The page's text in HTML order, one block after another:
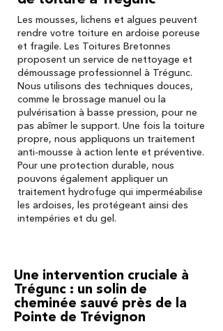
Les mousses, lichens et algues peuvent
rendre votre toiture en ardoise poreuse
et fragile. Les Toitures Bretonnes
proposent un service de nettoyage et
démoussage professionnel à Trégunc.
Nous utilisons des techniques douces,
comme le brossage manuel ou la
pulvérisation à basse pression, pour ne
pas abîmer le support. Une fois la toiture
propre, nous appliquons un traitement
anti-mousse à action lente et préventive.
Pour une protection durable, nous
pouvons également appliquer un
traitement hydrofuge qui imperméabilise
les ardoises, les protégeant ainsi des
intempéries et du gel.
Une intervention cruciale à
Trégunc : un solin de
cheminée sauvé près de la
Pointe de Trévignon